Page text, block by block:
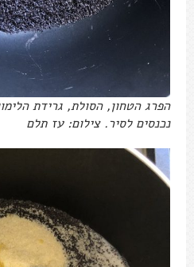
הפרג הטחון, הסולת, גרידת
נכנסים לסיר. צילום: עז תלם